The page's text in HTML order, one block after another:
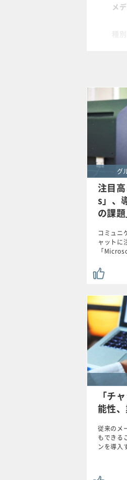
メ
タグ
グ
注目
s」、
の課
コミュニ
ャットに
「
「チ
能性
従来のメ
もできる
ンを導入